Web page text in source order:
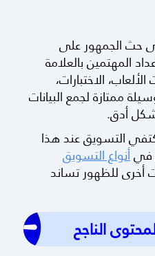
حث الجمهور على
المهتمين بالعلامة
الاختبارات،
ممتازة لجمع البيانات
أدق.
التسويق عند هذا
فيأنواع التسويق
أخرى للظهور تساند
الناجح